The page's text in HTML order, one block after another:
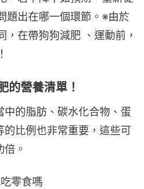
題出在哪一個環節。※由於
，在帶狗狗減肥 、運動前，
的營養清單！
中的脂肪、碳水化合物、蛋
的比例也非常重要，這些可
。
零食嗎